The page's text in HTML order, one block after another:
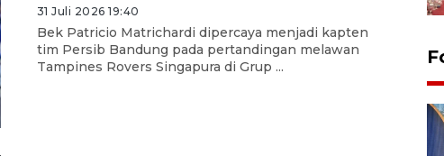
31 Juli 2026 19:40
Bek Patricio Matrichardi dipercaya menjadi kapten
tim Persib Bandung pada pertandingan melawan
Tampines Rovers Singapura di Grup ...